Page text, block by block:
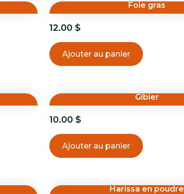
Foie gras
12.00 $
Ajouter au panier
Gibier
10.00 $
Ajouter au panier
Harissa en poudre